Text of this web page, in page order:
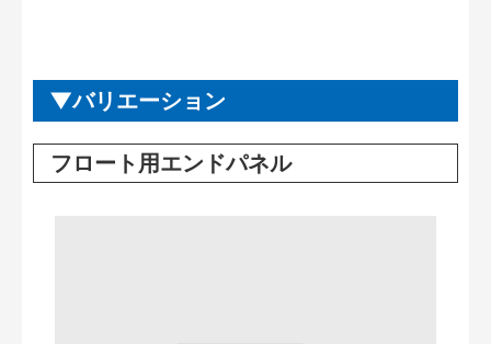
バリエーション
フロート用エンドパネル